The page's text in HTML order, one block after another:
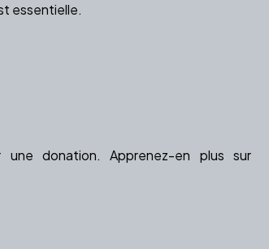
essentielle.
donation. Apprenez-en plus sur